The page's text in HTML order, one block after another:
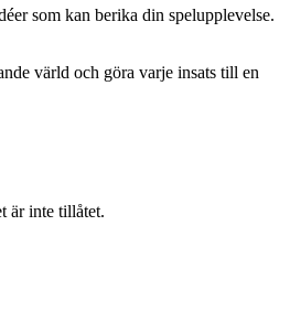
som kan berika din spelupplevelse.
värld och göra varje insats till en
är inte tillåtet.